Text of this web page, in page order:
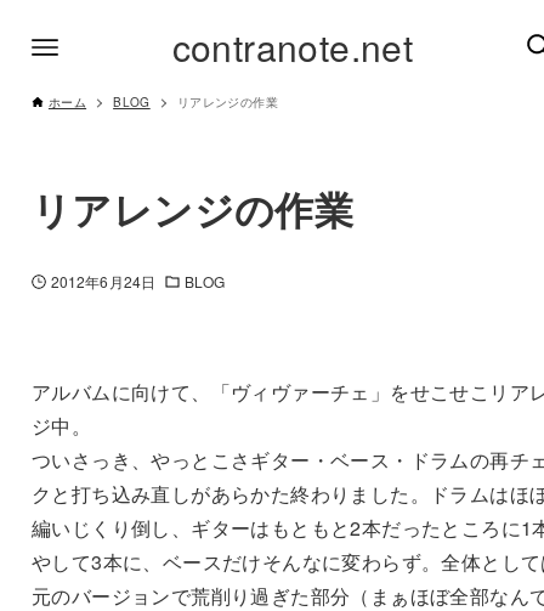
contranote.net
ホーム BLOG リアレンジの作業
リアレンジの作業
2012年6月24日 BLOG
アルバムに向けて、「ヴィヴァーチェ」をせこせこリア
ジ中。
ついさっき、やっとこさギター・ベース・ドラムの再チ
クと打ち込み直しがあらかた終わりました。ドラムはほ
編いじくり倒し、ギターはもともと2本だったところに1
やして3本に、ベースだけそんなに変わらず。全体とし
元のバージョンで荒削り過ぎた部分（まぁほぼ全部なん